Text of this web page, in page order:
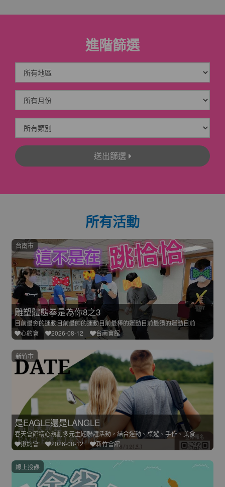
進階篩選
送出篩選
所有活動
雕塑體態拳是為你8之3
目前最夯的運動目前最帥的運動目前最棒的運動目前最讚的運動目前
心約會
2026-08-12 台南會館
台南市
是EAGLE還是LANGLE
春天會館精心規劃多元主題聯誼活動，結合運動、桌遊、手作、美食
揪約會
2026-08-12 新竹會館
新竹市
線上授課